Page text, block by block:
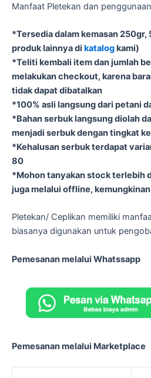
Manfaat Pletekan dan
*Tersedia dalam kemasan 250gr,
produk lainnya di katalogkami)
*Teliti kembali item dan jumlah
melakukan checkout, karena
tidak dapat dibatalkan
*100% asli langsung dari petani
*Bahan serbuk langsung diolah
menjadi serbuk dengan tingkat
*Kehalusan serbuk terdapat
80
*Mohon tanyakan stock terlebih
juga melalui offline,
Pletekan/ Ceplikan memiliki
biasanya digunakan untuk
Pemesanan melalui Whatssapp
Pemesanan melalui Marketplace